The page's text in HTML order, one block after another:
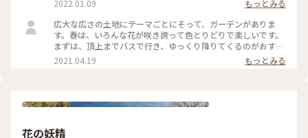
2022.01.09
もっとみる
広大な広さの土地にテーマごとにそって、ガーデンがありま
す。春は、いろんな花が咲き誇って色とりどりで楽しいです。
まずは、頂上までバスで行き、ゆっくり降りてくるのがおすす
めです。 #花を愉しむ #ガーデン #熱海 #フォトコン #コ
ンテスト
2021.04.19 もっとみる
花の妖精